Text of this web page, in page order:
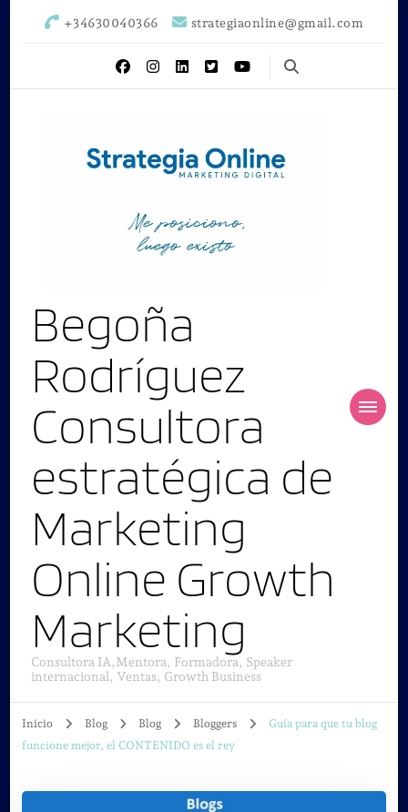
+34630040366 strategiaonline@gmail.com
Begoña
Rodríguez
Consultora
estratégica de
Marketing
Online Growth
Marketing
Consultora IA,Mentora, Formadora, Speaker
internacional, Ventas, Growth Business
Inicio Blog Blog Bloggers
Guía para que tu blog
funcione mejor, el CONTENIDO es el rey